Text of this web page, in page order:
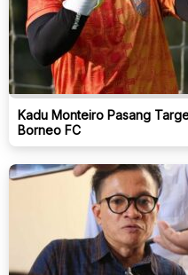
Kadu Monteiro Pasang
Borneo FC